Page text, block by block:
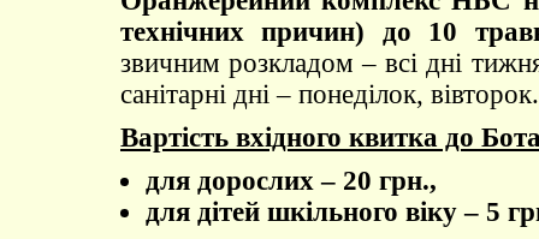
технічних причин) до 10
звичним розкладом – всі дні
санітарні дні – понеділок, вівторок.
Вартість вхідного квитка до
для дорослих – 20 грн.,
для дітей шкільного віку – 5